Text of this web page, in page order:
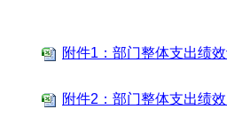
附件1：部门整体支出绩
附件2：部门整体支出绩